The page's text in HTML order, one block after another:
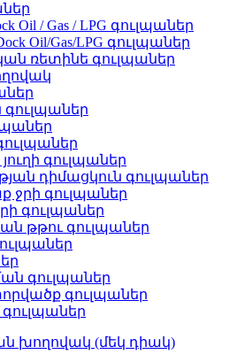
Oil / Gas / LPG գուլպաներ
Oil/Gas/LPG գուլպաներ
ռետինե գուլպաներ
գուլպաներ
դիմացկուն գուլպաներ
ջրի գուլպաներ
գուլպաներ
թթու գուլպաներ
գուլպաներ
գուլպաներ
գուլպաներ